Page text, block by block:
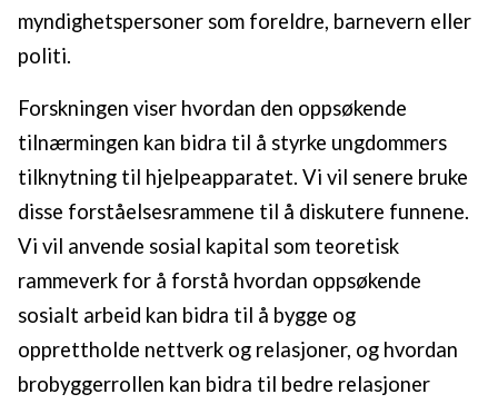
myndighetspersoner som foreldre, barnevern eller
politi.
Forskningen viser hvordan den oppsøkende
tilnærmingen kan bidra til å styrke ungdommers
tilknytning til hjelpeapparatet. Vi vil senere bruke
disse forståelsesrammene til å diskutere funnene.
Vi vil anvende sosial kapital som teoretisk
rammeverk for å forstå hvordan oppsøkende
sosialt arbeid kan bidra til å bygge og
opprettholde nettverk og relasjoner, og hvordan
brobyggerrollen kan bidra til bedre relasjoner